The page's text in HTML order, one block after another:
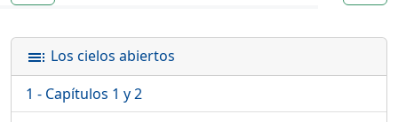
toc Los cielos abiertos
1 - Capítulos 1 y 2